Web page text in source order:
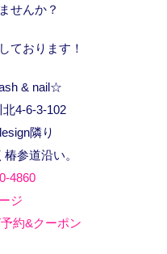
せんか？
ております！
& nail☆
4-6-3-102
隣り
参道沿い。
4860
ジ
約&クーポン